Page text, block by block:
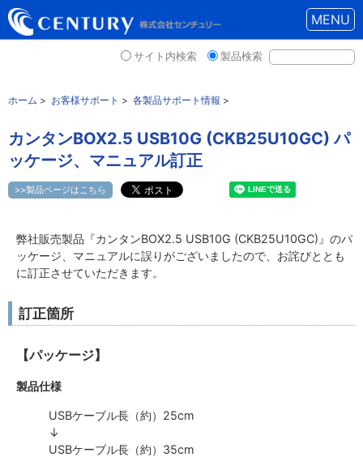
MENU
サイト内検索 製品検索
ホーム > お客様サポート > 各製品サポート情報 >
カンタンBOX2.5 USB10G (CKB25U10GC) パ
ッケージ、マニュアル訂正
>>製品ページはこちら
弊社販売製品『カンタンBOX2.5 USB10G (CKB25U10GC)』のパ
ッケージ、マニュアルに誤りがございましたので、お詫びととも
に訂正させていただきます。
訂正箇所
【パッケージ】
製品仕様
USBケーブル長（約）25cm
↓
USBケーブル長（約）35cm